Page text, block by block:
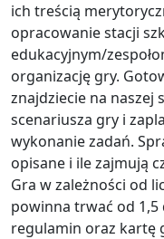
ich treścią
opracowanie stacji
edukacyjnym/
organizację gry.
znajdziecie na naszej
scenariusza gry i
wykonanie zadań.
opisane i ile zajmują
Gra w zależności od
powinna trwać od
regulamin oraz kartę